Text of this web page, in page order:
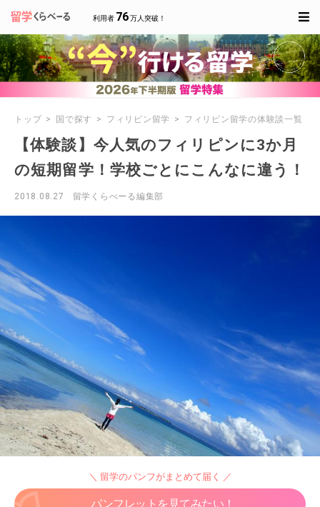
利用者 76万人突破！
トップ 国で探す フィリピン留学 フィリピン留学の体験談一覧
【体験談】今人気のフィリピンに3か月
の短期留学！学校ごとにこんなに違う！
2018.08.27 留学くらべーる編集部
＼ 留学のパンフがまとめて届く ／
パンフレットを見てみたい！